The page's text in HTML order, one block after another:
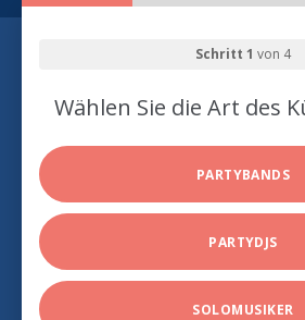
Schritt 1 von 4
Wählen Sie die Art des
PARTYBANDS
PARTYDJS
SOLOMUSIKER